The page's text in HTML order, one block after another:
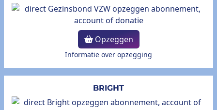
Opzeggen
Informatie over opzegging
BRIGHT